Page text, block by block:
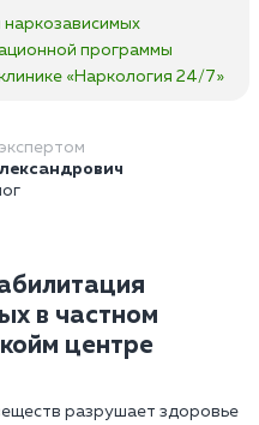
наркозависимых
программы
«Наркология 24/7»
в частном
центре
разрушает здоровье